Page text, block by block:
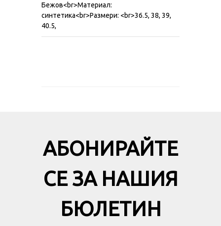
Бежов<br>Материал:
синтетика<br>Размери: <br>36.5, 38, 39,
40.5,
АБОНИРАЙТЕ
СЕ ЗА НАШИЯ
БЮЛЕТИН